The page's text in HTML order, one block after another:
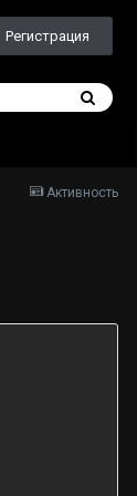
Регистрация
Активность